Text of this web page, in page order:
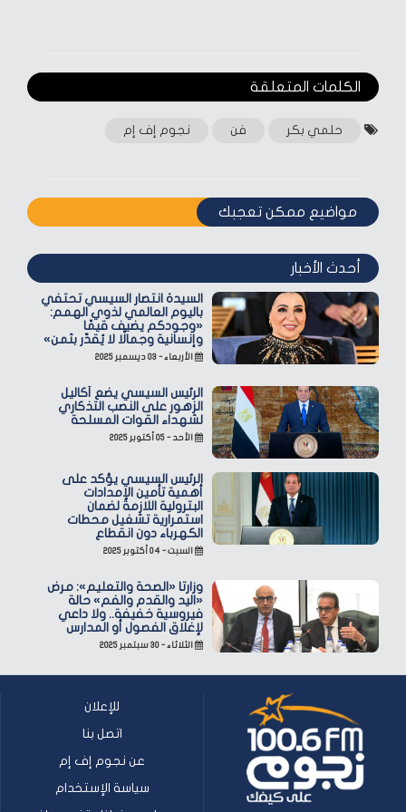
الكلمات المتعلقة‎
حلمي بكر فن نجوم إف إم
مواضيع ممكن تعجبك
أحدث الأخبار
السيدة انتصار السيسي تحتفي
باليوم العالمي لذوي الهمم:
«وجودكم يضيف قيمًا
وإنسانية وجمالًا لا يُقدّر بثمن»
الأربعاء - ٠٣ ديسمبر ٢٠٢٥
الرئيس السيسي يضع أكاليل
الزهور على النصب التذكاري
لشهداء القوات المسلحة
الأحد - ٠٥ أكتوبر ٢٠٢٥
الرئيس السيسي يؤكد على
أهمية تأمين الإمدادات
البترولية اللازمة لضمان
استمرارية تشغيل محطات
الكهرباء دون انقطاع
السبت - ٠٤ أكتوبر ٢٠٢٥
وزارتا «الصحة والتعليم»: مرض
«اليد والقدم والفم» حالة
فيروسية خفيفة.. ولا داعي
لإغلاق الفصول أو المدارس
الثلاثاء - ٣٠ سبتمبر ٢٠٢٥
للإعلان
اتصل بنا
عن نجوم إف إم
سياسة الإستخدام